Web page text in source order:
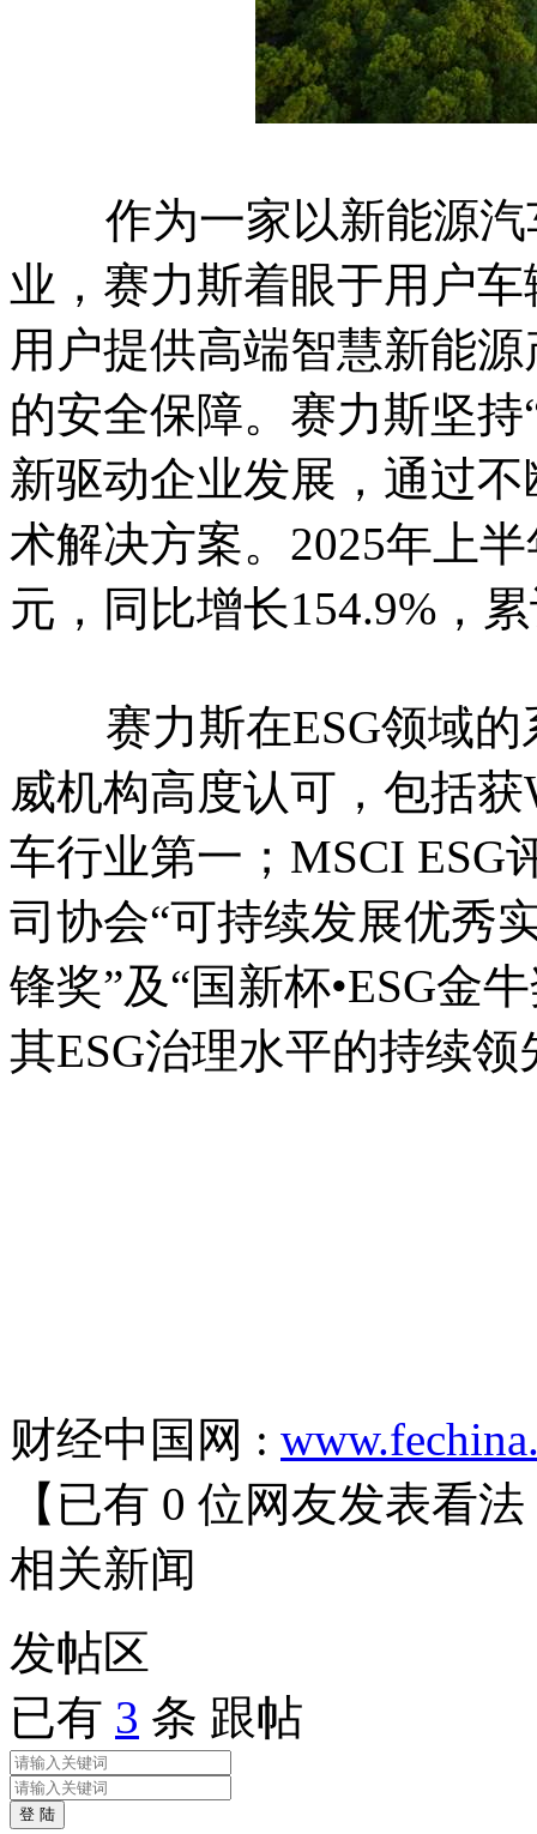
作为一家以新能源汽
业，赛力斯着眼于用户
用户提供高端智慧新能
的安全保障。赛力斯坚
新驱动企业发展，通过
术解决方案。2025年上
元，同比增长154.9%，
赛力斯在ESG领域的
威机构高度认可，包括
车行业第一；MSCI ESG
司协会“可持续发展优秀
锋奖”及“国新杯•ESG金
其ESG治理水平的持续领
财经中国网 :
【已有 0 位网友发表看法
相关新闻
发帖区
已有 3 条 跟帖
登 陆